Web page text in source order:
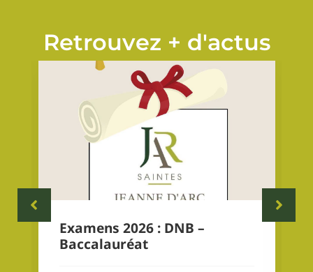
Retrouvez + d'actus
Examens 2026 : DNB –
Baccalauréat